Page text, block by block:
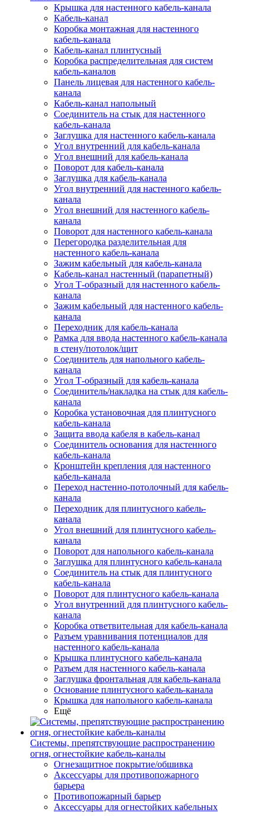
Крышка для настенного кабель-канала
Кабель-канал
Коробка монтажная для настенного
кабель-канала
Кабель-канал плинтусный
Коробка распределительная для систем
кабель-каналов
Панель лицевая для настенного кабель-
канала
Кабель-канал напольный
Соединитель на стык для настенного
кабель-канала
Заглушка для настенного кабель-канала
Угол внутренний для кабель-канала
Угол внешний для кабель-канала
Поворот для кабель-канала
Заглушка для кабель-канала
Угол внутренний для настенного кабель-
канала
Угол внешний для настенного кабель-
канала
Поворот для настенного кабель-канала
Перегородка разделительная для
настенного кабель-канала
Зажим кабельный для кабель-канала
Кабель-канал настенный (парапетный)
Угол Т-образный для настенного кабель-
канала
Зажим кабельный для настенного кабель-
канала
Переходник для кабель-канала
Рамка для ввода настенного кабель-канала
в стену/потолок/щит
Соединитель для напольного кабель-
канала
Угол Т-образный для кабель-канала
Соединитель/накладка на стык для кабель-
канала
Коробка установочная для плинтусного
кабель-канала
Защита ввода кабеля в кабель-канал
Соединитель основания для настенного
кабель-канала
Кронштейн крепления для настенного
кабель-канала
Переход настенно-потолочный для кабель-
канала
Переходник для плинтусного кабель-
канала
Угол внешний для плинтусного кабель-
канала
Поворот для напольного кабель-канала
Заглушка для плинтусного кабель-канала
Соединитель на стык для плинтусного
кабель-канала
Поворот для плинтусного кабель-канала
Угол внутренний для плинтусного кабель-
канала
Коробка ответвительная для кабель-канала
Разъем уравнивания потенциалов для
настенного кабель-канала
Крышка плинтусного кабель-канала
Разъем для настенного кабель-канала
Заглушка фронтальная для кабель-канала
Основание плинтусного кабель-канала
Крышка для напольного кабель-канала
Ещё
Системы, препятствующие распространению
огня, огнестойкие кабель-каналы
Огнезащитное покрытие/обшивка
Аксессуары для противопожарного
барьера
Противопожарный барьер
Аксессуары для огнестойких кабельных